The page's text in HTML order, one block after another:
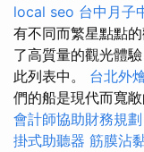
local seo 台中月子
有不同而繁星點點
了高質量的觀光體
此列表中。 台北外
們的船是現代而寬
會計師協助財務規劃
掛式助聽器 筋膜沾